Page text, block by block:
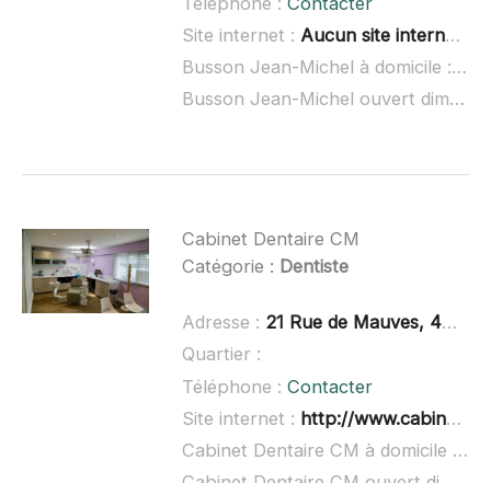
Site internet : Aucun site internet connu
Busson Jean-Michel à domicile :
Busson Jean-Michel ouvert dimanche :
Cabinet Dentaire CM
Catégorie : Dentiste
Adresse : 21 Rue de Mauves, 44470 Thouaré-sur-Loire
Quartier :
Téléphone : Contacter
Site internet : http://www.cabinetdentairemouafo.com/
Cabinet Dentaire CM à domicile :